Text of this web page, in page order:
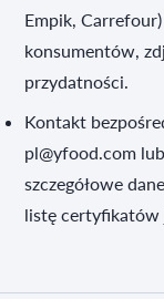
Empik,
konsumentów,
przydatności.
Kontakt
pl@yfood.com
szczegółowe
listę certyfikatów